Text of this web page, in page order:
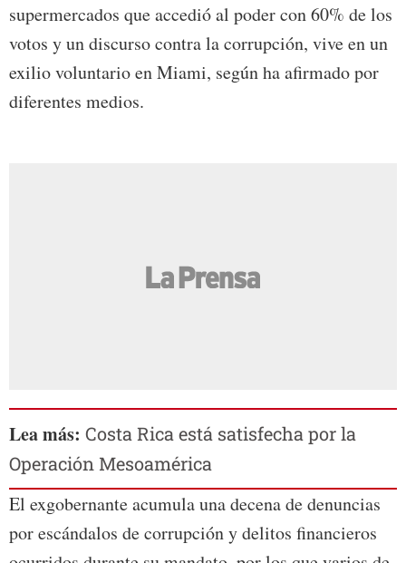
supermercados que accedió al poder con 60% de los
votos y un discurso contra la corrupción, vive en un
exilio voluntario en Miami, según ha afirmado por
diferentes medios.
Lea más: Costa Rica está satisfecha por la
Operación Mesoamérica
El exgobernante acumula una decena de denuncias
por escándalos de corrupción y delitos financieros